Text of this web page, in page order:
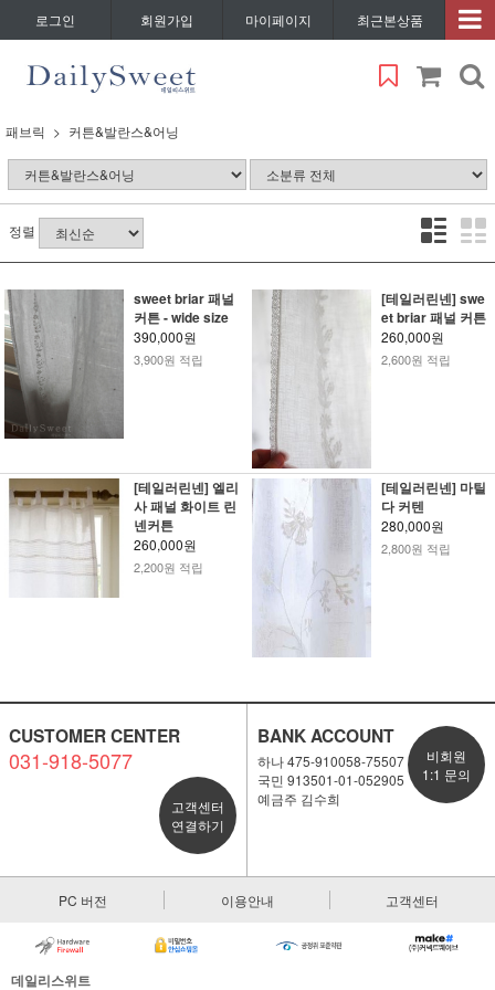
로그인 회원가입 마이페이지 최근본상품
패브릭 커튼&발란스&어닝
정렬
sweet briar 패널
커튼 - wide size
390,000원
3,900원 적립
[테일러린넨] swe
et briar 패널 커튼
260,000원
2,600원 적립
[테일러린넨] 엘리
사 패널 화이트 린
넨커튼
260,000원
2,200원 적립
[테일러린넨] 마틸
다 커텐
280,000원
2,800원 적립
CUSTOMER CENTER
031-918-5077
고객센터
연결하기
BANK ACCOUNT
하나 475-910058-75507
국민 913501-01-052905
예금주 김수희
비회원
1:1 문의
PC 버전 이용안내 고객센터
데일리스위트